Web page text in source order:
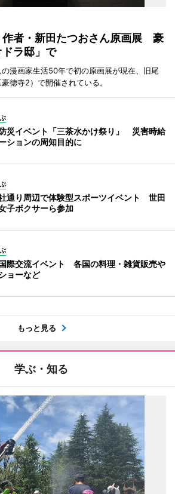
作者・新田たつおさん原画展 豪
ラ邸」で
漫画家生活50年で初の原画展が現在、旧尾
徳寺2）で開催されている。
災イベント「三茶水かけ祭り」 災害時給
ションの周知目的に
通り周辺で体験型スポーツイベント 世田
子ボクサーら参加
際交流イベント 各国の料理・雑貨販売や
ョーなど
もっと見る
学ぶ・知る